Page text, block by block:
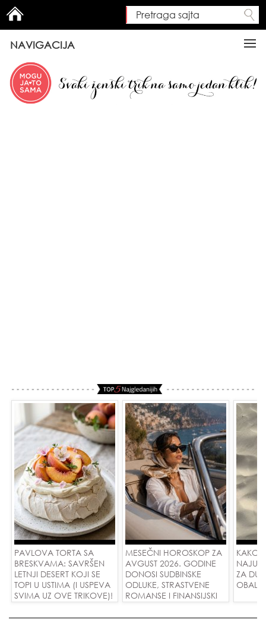
Search form
Pretraga sajta
NAVIGACIJA
PAVLOVA TORTA SA
BRESKVAMA: SAVRŠEN
LETNJI DESERT KOJI SE
TOPI U USTIMA (I USPEVA
SVIMA UZ OVE TRIKOVE)!
MESEČNI HOROSKOP ZA
AVGUST 2026. GODINE
DONOSI SUDBINSKE
ODLUKE, STRASTVENE
ROMANSE I FINANSIJSKI
KAKO
ZA